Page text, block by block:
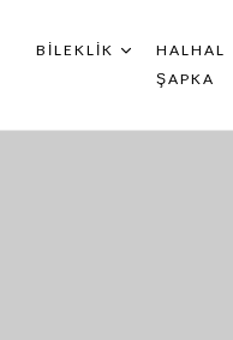
BILEKLIK HALHAL
ŞAPKA